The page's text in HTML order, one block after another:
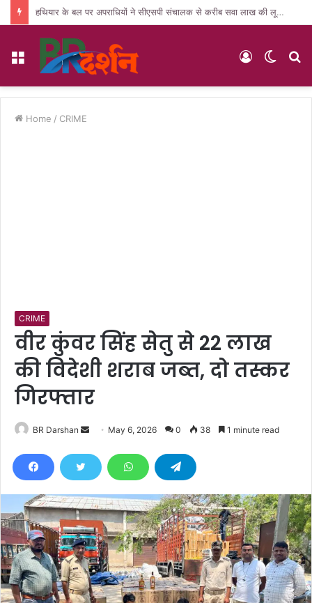
हथियार के बल पर अपराधियों ने सीएसपी संचालक से करीब सवा लाख की लूट, जांच में जुटी पुलिस
Menu
Switch
Log
Home / CRIME
CRIME
वीर कुंवर सिंह सेतु से 22 लाख
की विदेशी शराब जब्त, दो तस्कर
गिरफ्तार
BR Darshan
d
a
n
e
m
a
i
l
May 6, 2026 0 38 1 minute read